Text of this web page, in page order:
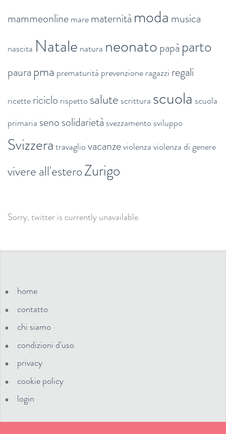
mammeonlinemarematernità moda musica
nascita Natale natura neonatopapà parto
paura pma prematurità prevenzioneragazzi regali
ricettericiclo rispetto salute scrittura scuola scuola
primaria senosolidarietà svezzamento sviluppo
Svizzeratravagliovacanzeviolenzaviolenza di genere
vivere all'esteroZurigo
Sorry, twitter is currently unavailable.
home
contatto
chi siamo
condizioni d'uso
privacy
cookie policy
login